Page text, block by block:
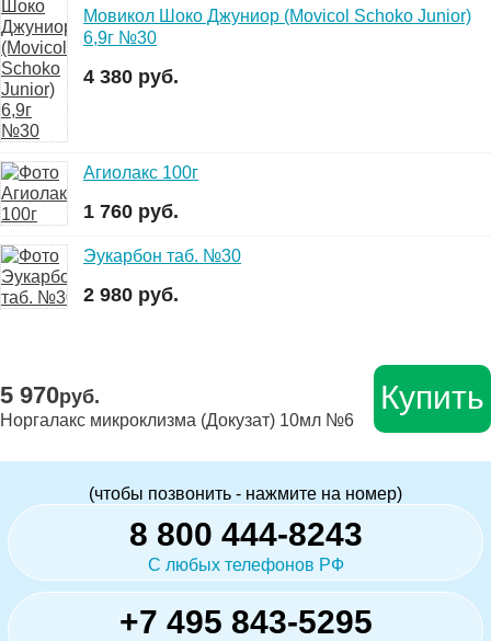
Мовикол Шоко Джуниор (Movicol Schoko Junior)
6,9г №30
4 380 руб.
Агиолакс 100г
1 760 руб.
Эукарбон таб. №30
2 980 руб.
5 970руб.
Норгалакс микроклизма (Докузат) 10мл №6
Купить
(чтобы позвонить - нажмите на номер)
8 800 444-8243
С любых телефонов РФ
+7 495 843-5295